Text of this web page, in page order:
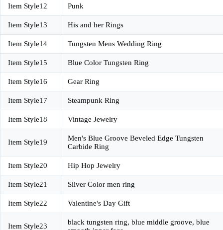
Item Style12 Punk
Item Style13 His and her Rings
Item Style14 Tungsten Mens Wedding Ring
Item Style15 Blue Color Tungsten Ring
Item Style16 Gear Ring
Item Style17 Steampunk Ring
Item Style18 Vintage Jewelry
Item Style19
Men's Blue Groove Beveled Edge Tungsten
Carbide Ring
Item Style20 Hip Hop Jewelry
Item Style21 Silver Color men ring
Item Style22 Valentine's Day Gift
Item Style23
black tungsten ring, blue middle groove, blue